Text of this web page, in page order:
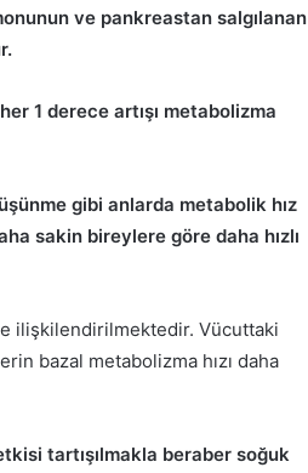
ve pankreastan salgılanan
1 derece artışı metabolizma
gibi anlarda metabolik hız
sakin bireylere göre daha hızlı
ilişkilendirilmektedir. Vücuttaki
bazal metabolizma hızı daha
tartışılmakla beraber soğuk